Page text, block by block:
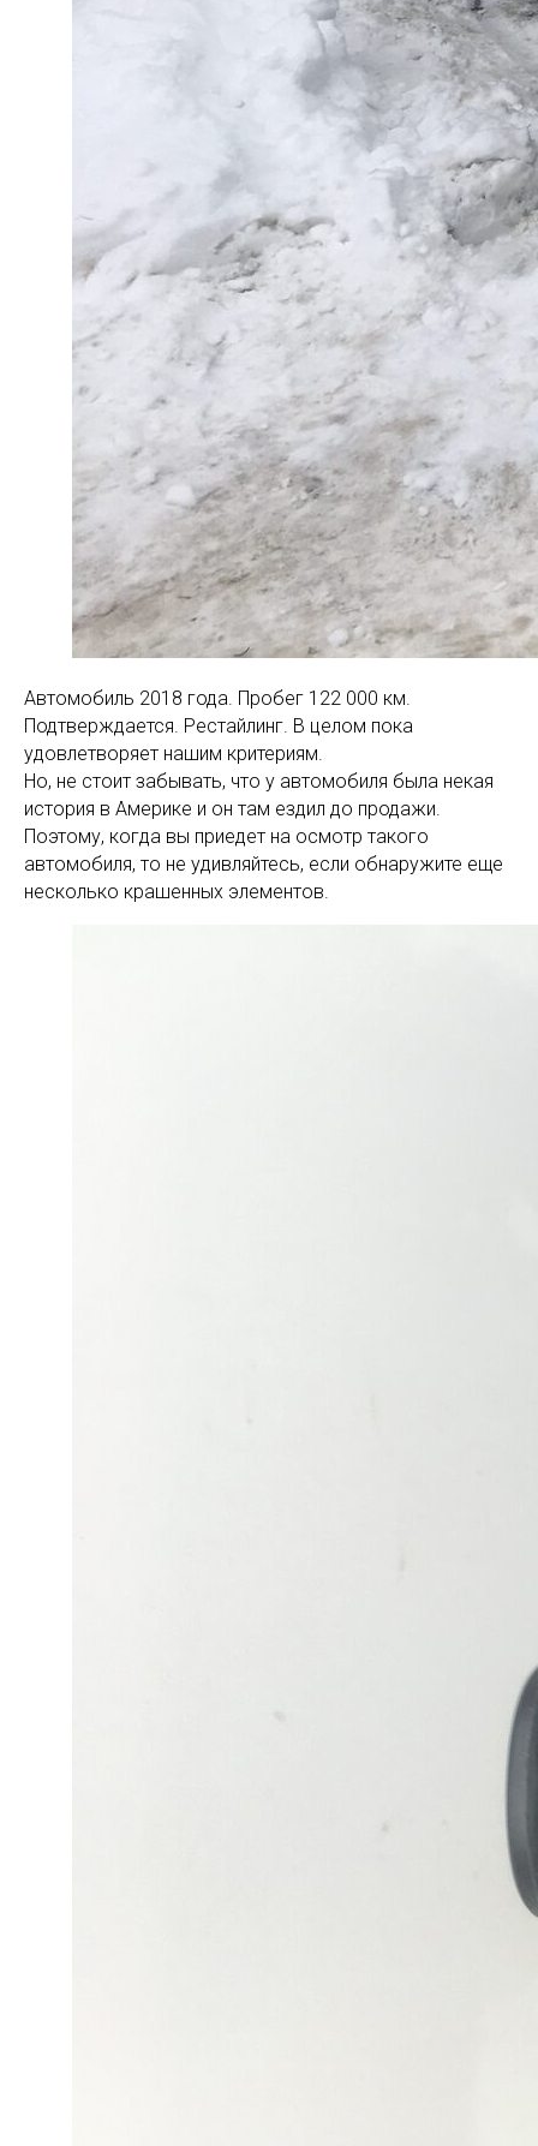
Автомобиль 2018 года. Пробег 122 000 км.
Подтверждается. Рестайлинг. В целом пока
удовлетворяет нашим критериям.
Но, не стоит забывать, что у автомобиля была некая
история в Америке и он там ездил до продажи.
Поэтому, когда вы приедет на осмотр такого
автомобиля, то не удивляйтесь, если обнаружите еще
несколько крашенных элементов.